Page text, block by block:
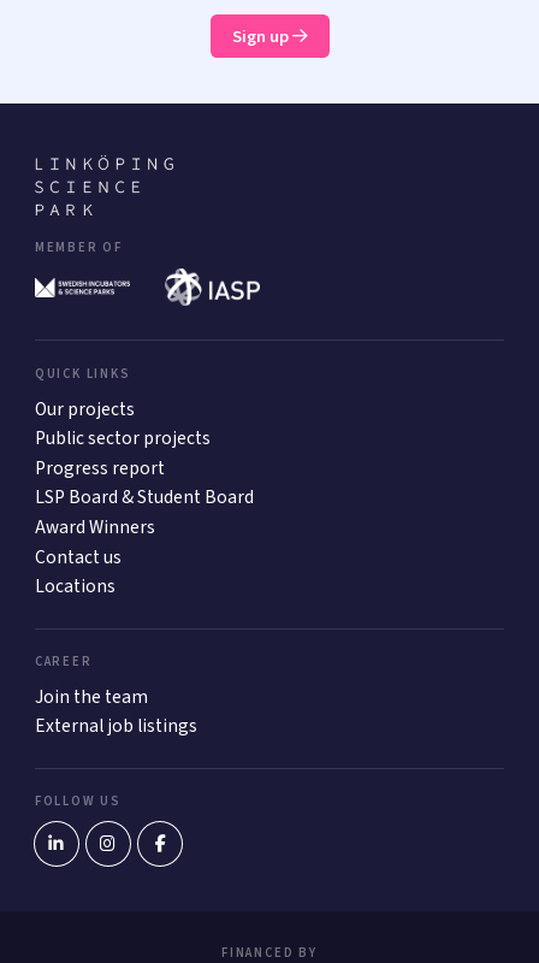
Sign up
MEMBER OF
QUICK LINKS
Our projects
Public sector projects
Progress report
LSP Board & Student Board
Award Winners
Contact us
Locations
CAREER
Join the team
External job listings
FOLLOW US
FINANCED BY